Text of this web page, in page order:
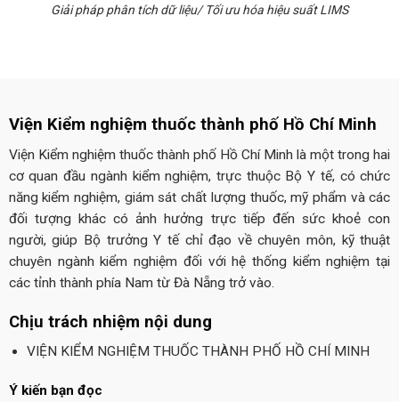
Giải pháp phân tích dữ liệu/ Tối ưu hóa hiệu suất LIMS
Viện Kiểm nghiệm thuốc thành phố Hồ Chí Minh
Viện Kiểm nghiệm thuốc thành phố Hồ Chí Minh là một trong hai
cơ quan đầu ngành kiểm nghiệm, trực thuộc Bộ Y tế, có chức
năng kiểm nghiệm, giám sát chất lượng thuốc, mỹ phẩm và các
đối tượng khác có ảnh hưởng trực tiếp đến sức khoẻ con
người, giúp Bộ trưởng Y tế chỉ đạo về chuyên môn, kỹ thuật
chuyên ngành kiểm nghiệm đối với hệ thống kiểm nghiệm tại
các tỉnh thành phía Nam từ Đà Nẵng trở vào.
Chịu trách nhiệm nội dung
VIỆN KIỂM NGHIỆM THUỐC THÀNH PHỐ HỒ CHÍ MINH
Ý kiến bạn đọc